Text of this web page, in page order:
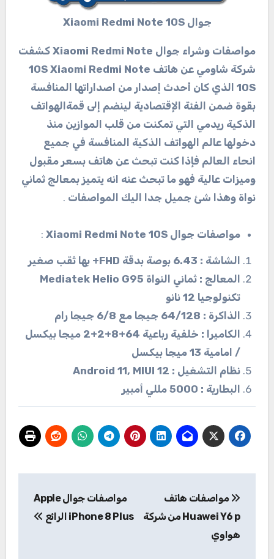
جوال Xiaomi Redmi Note 10S
مواصفات وشراء جوال Xiaomi Redmi Note كشفت
شركة شاومي عن هاتف 10S Xiaomi Redmi Note
10S الذي كان أحدث إصدار من اصداراتها المنافسة
بقوة ضمن الفئة الإقتصادية لينضم إلى قمةالهواتف
الذكية ريدمي التي تمكنت من قلب الموازين منذ
دخولها عالم الهواتف الذكية المنافسة في جميع
انحاء العالم فإذا كنت تبحث عن هاتف بسعر مقبول
وميزات عالية فهو ما تبحث عنه انه يتميز بمعالج ثماني
نواة وهذا شئ جميل جدا اليك المواصفات .
مواصفات جوال Xiaomi Redmi Note 10S :
الشاشة : 6.43 بوصة بدقة FHD+ بها ثقب صغير
المعالج : ثماني النواة Mediatek Helio G95
تكنولوجيا 12 نانو
الذاكرة : 64/128 جيجا مع 6/8 جيجا رام
الكاميرا : خلفية رباعية 64+8+2+2 ميجا بيكسل
/ امامية 13 ميجا بيكسل
نظام التشغيل : Android 11, MIUI 12
البطارية : 5000 مللي أمبير
المقالات
مواصفات هاتف
Huawei Y6 p من شركة
هواوي
مواصفات جوال Apple
iPhone 8 Plus الرائع